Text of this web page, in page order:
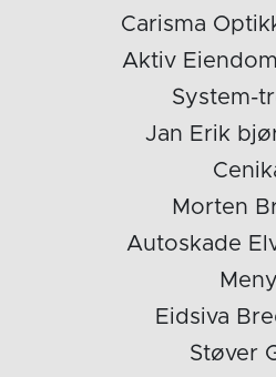
Carisma
Aktiv
System-
Jan Erik
Morten
Autoskade
Meny
Eidsiva
Støver